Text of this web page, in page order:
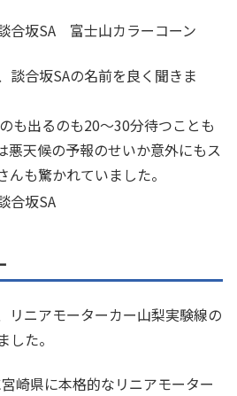
談合坂SAの名前を良く聞きま
も出るのも20～30分待つことも
悪天候の予報のせいか意外にもス
も驚かれていました。
リニアモーターカー山梨実験線の
た。
崎県に本格的なリニアモーター